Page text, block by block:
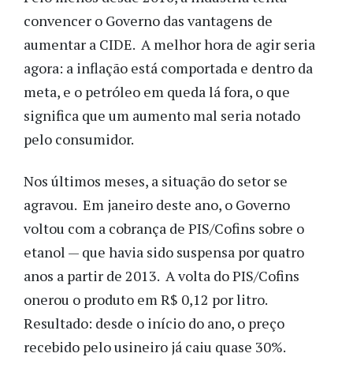
convencer o Governo das vantagens de
aumentar a CIDE. A melhor hora de agir seria
agora: a inflação está comportada e dentro da
meta, e o petróleo em queda lá fora, o que
significa que um aumento mal seria notado
pelo consumidor.
Nos últimos meses, a situação do setor se
agravou. Em janeiro deste ano, o Governo
voltou com a cobrança de PIS/Cofins sobre o
etanol — que havia sido suspensa por quatro
anos a partir de 2013. A volta do PIS/Cofins
onerou o produto em R$ 0,12 por litro.
Resultado: desde o início do ano, o preço
recebido pelo usineiro já caiu quase 30%.